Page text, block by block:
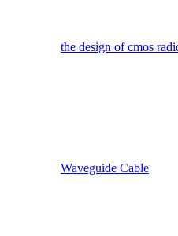
the design of cmos
Waveguide Cable